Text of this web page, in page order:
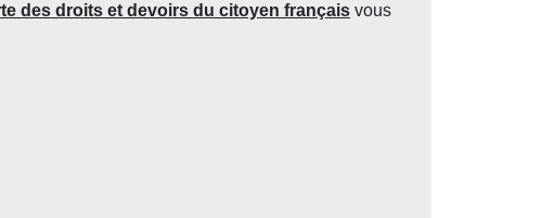
des droits et devoirs du citoyen français vous